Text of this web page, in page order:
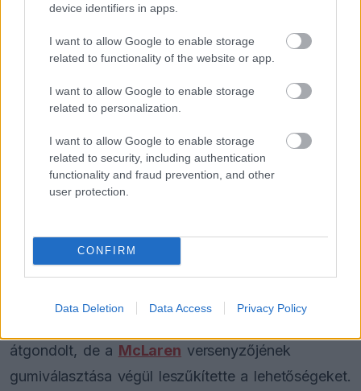
device identifiers in apps.
I want to allow Google to enable storage
related to functionality of the website or app.
I want to allow Google to enable storage
related to personalization.
I want to allow Google to enable storage
related to security, including authentication
functionality and fraud prevention, and other
user protection.
CONFIRM
Data Deletion Data Access Privacy Policy
volna bármit is taktikázni. Nem lehetett tudni,
mikor áll ki, és hogy utána mennyire lesz gyors.
Ez megnehezítette volna a mezőny összetartását
erre a hétvégére. Mindent beleadtunk, és az autót
is kifejezetten élvezetes volt vezetni.”
átgondolt, de a McLaren versenyzőjének
gumiválasztása végül leszűkítette a lehetőségeket.